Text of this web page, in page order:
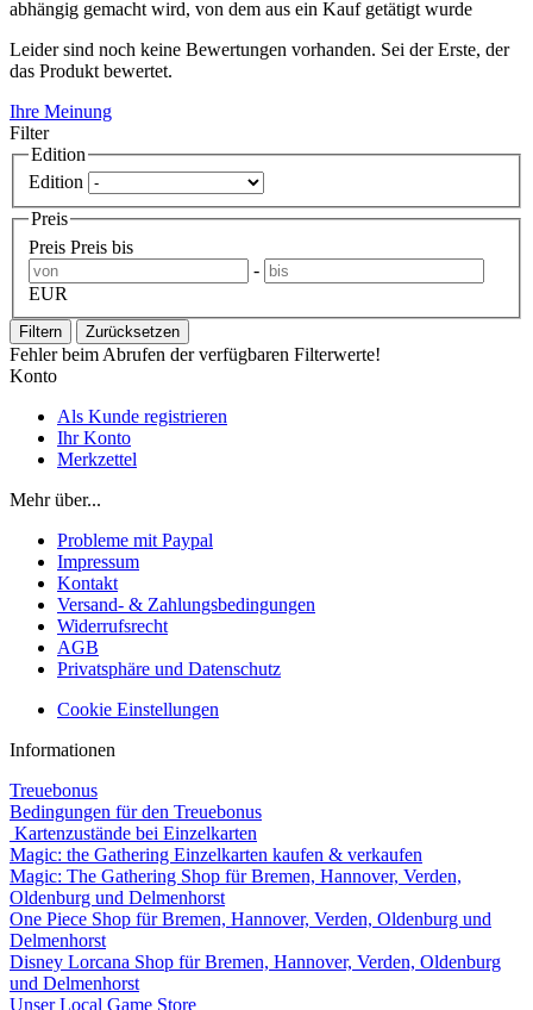
abhängig gemacht wird, von dem aus ein Kauf getätigt wurde
Leider sind noch keine Bewertungen vorhanden. Sei der Erste, der
das Produkt bewertet.
Ihre Meinung
Filter
Edition
Edition
Preis
Preis Preis bis
-
EUR
Filtern Zurücksetzen
Fehler beim Abrufen der verfügbaren Filterwerte!
Konto
Als Kunde registrieren
Ihr Konto
Merkzettel
Mehr über...
Probleme mit Paypal
Impressum
Kontakt
Versand- & Zahlungsbedingungen
Widerrufsrecht
AGB
Privatsphäre und Datenschutz
Cookie Einstellungen
Informationen
Treuebonus
Bedingungen für den Treuebonus
Kartenzustände bei Einzelkarten
Magic: the Gathering Einzelkarten kaufen & verkaufen
Magic: The Gathering Shop für Bremen, Hannover, Verden,
Oldenburg und Delmenhorst
One Piece Shop für Bremen, Hannover, Verden, Oldenburg und
Delmenhorst
Disney Lorcana Shop für Bremen, Hannover, Verden, Oldenburg
und Delmenhorst
Unser Local Game Store